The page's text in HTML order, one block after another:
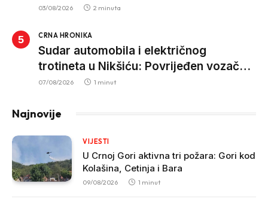
03/08/2026 2 minuta
CRNA HRONIKA
Sudar automobila i električnog
trotineta u Nikšiću: Povrijeđen vozač
trotineta, prebačen u bolnicu
07/08/2026 1 minut
Najnovije
VIJESTI
U Crnoj Gori aktivna tri požara: Gori kod
Kolašina, Cetinja i Bara
09/08/2026 1 minut